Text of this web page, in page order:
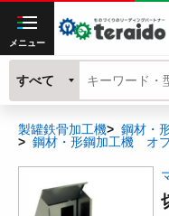
メニュー
すべて
製罐鉄骨加工機
鋼材・
鋼材・形鋼加工機 オ